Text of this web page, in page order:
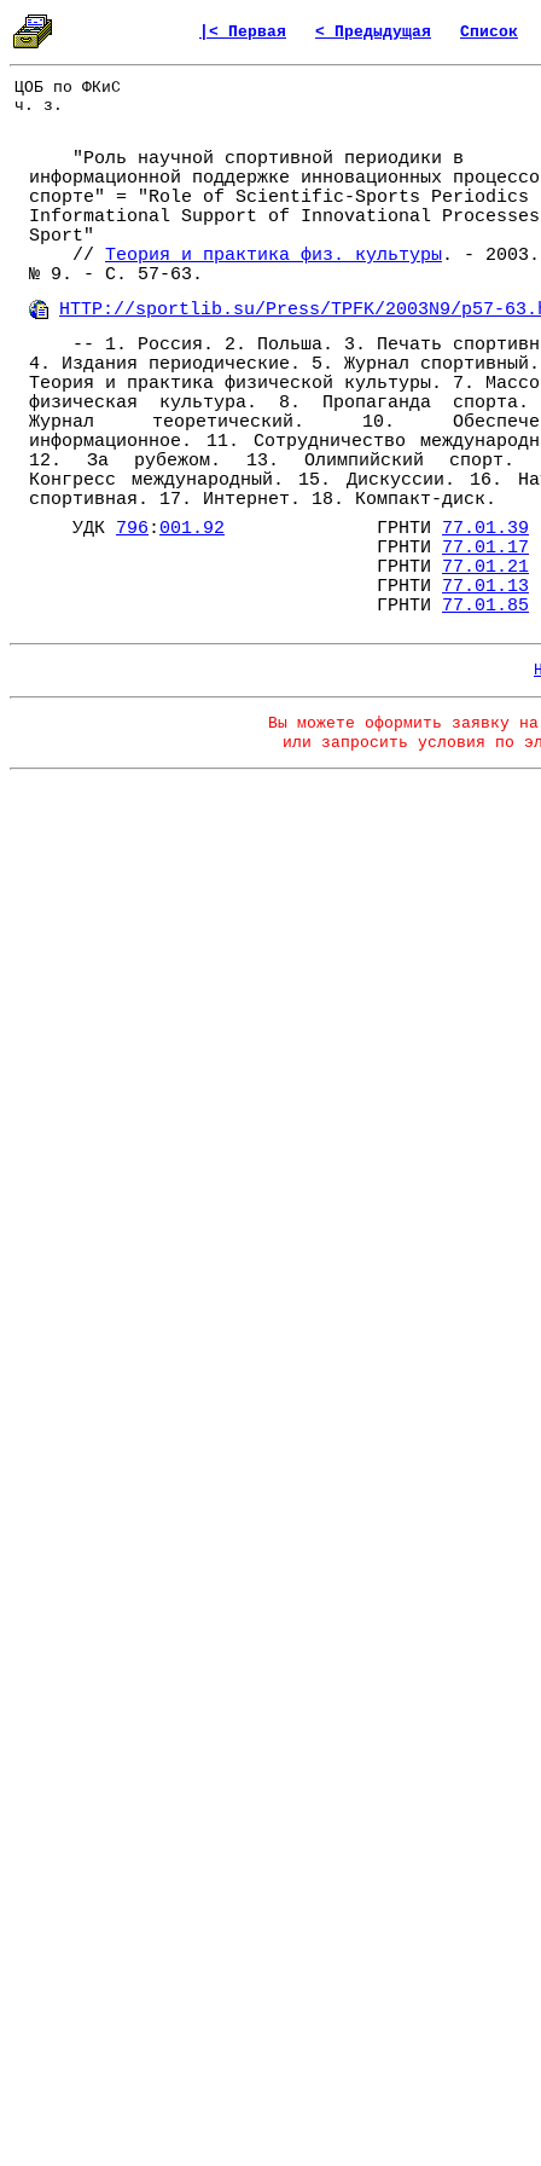
|< Первая < Предыдущая Список
ЦОБ по ФКиС
ч. з.
"Роль научной спортивной периодики в
информационной поддержке инновационных
спорте" = "Role of Scientific-Sports Periodics
Informational Support of Innovational
Sport"
// Теория и практика физ. культуры. -
№ 9. - С. 57-63.
HTTP://sportlib.su/Press/TPFK/2003N9/p57-
-- 1. Россия. 2. Польша. 3. Печать
4. Издания периодические. 5. Журнал
Теория и практика физической культуры. 7.
физическая культура. 8. Пропаганда
Журнал теоретический. 10.
информационное. 11. Сотрудничество
12. За рубежом. 13. Олимпийский спорт.
Конгресс международный. 15. Дискуссии. 16.
спортивная. 17. Интернет. 18. Компакт-диск.
УДК 796 : 001.92 ГРНТИ 77.01.39
ГРНТИ 77.01.17
ГРНТИ 77.01.21
ГРНТИ 77.01.13
ГРНТИ 77.01.85
Вы можете оформить заявку
или запросить условия по